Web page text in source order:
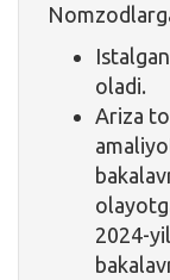
oladi.
Ariza
2024-